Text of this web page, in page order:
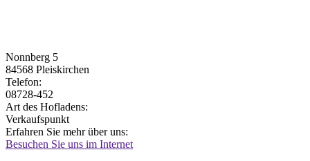
Nonnberg 5
84568 Pleiskirchen
Telefon:
08728-452
Art des Hofladens:
Verkaufspunkt
Erfahren Sie mehr über uns:
Besuchen Sie uns im Internet